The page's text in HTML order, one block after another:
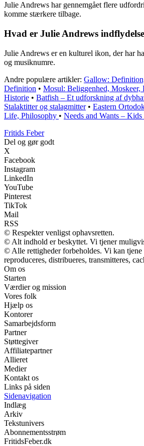
Julie Andrews har gennemgået flere
komme stærkere tilbage.
Hvad er Julie Andrews
Julie Andrews er en kulturel ikon, der har
og musiknumre.
Andre populære artikler: Gallow:
Definition • Mosul: Beliggenhed,
Historie • Batfish – Et udforskning af
Stalaktitter og stalagmitter• Eastern
Life, Philosophy • Needs and Wants –
Fritids Feber
Del og gør godt
X
Facebook
Instagram
LinkedIn
YouTube
Pinterest
TikTok
Mail
RSS
© Respekter venligst ophavsretten.
© Alt indhold er beskyttet. Vi tjener
© Alle rettigheder forbeholdes. Vi kan tjene
reproduceres, distribueres, transmitteres,
Om os
Starten
Værdier og mission
Vores folk
Hjælp os
Kontorer
Samarbejdsform
Partner
Støttegiver
Affiliatepartner
Allieret
Medier
Kontakt os
Links på siden
Sidenavigation
Indlæg
Arkiv
Tekstunivers
Abonnementsstrøm
FritidsFeber.dk